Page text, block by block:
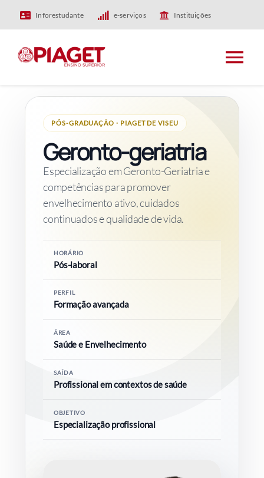
Inforestudante e-serviços Instituições
HOME
INVESTIGAÇÃO
INTERNACIONAL
COMUNIDADE ACADÉMICA
PÓS-GRADUAÇÃO · PIAGET DE VISEU
Geronto-geriatria
Especialização em Geronto-Geriatria e
competências para promover
envelhecimento ativo, cuidados
continuados e qualidade de vida.
HORÁRIO
Pós-laboral
PERFIL
Formação avançada
ÁREA
Saúde e Envelhecimento
SAÍDA
Profissional em contextos de saúde
OBJETIVO
Especialização profissional